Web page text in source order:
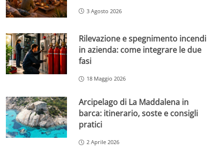
3 Agosto 2026
Rilevazione e spegnimento incendi
in azienda: come integrare le due
fasi
18 Maggio 2026
Arcipelago di La Maddalena in
barca: itinerario, soste e consigli
pratici
2 Aprile 2026